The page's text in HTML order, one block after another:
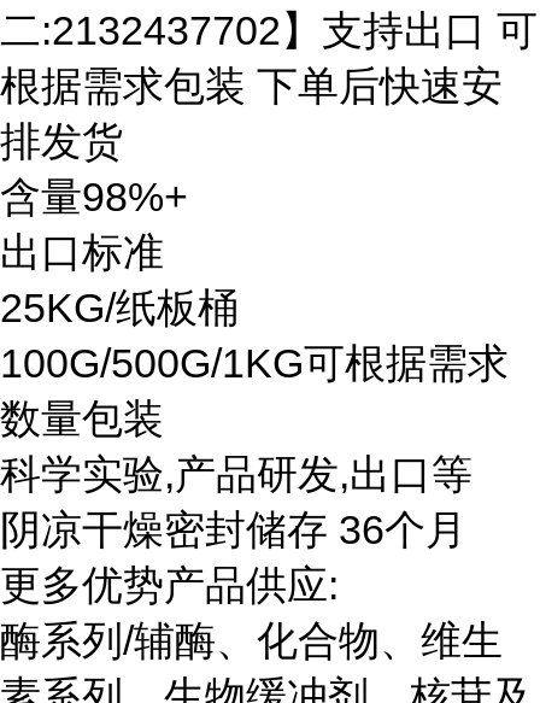
二:2132437702】支持出口 可
根据需求包装 下单后快速安
排发货
含量98%+
出口标准
25KG/纸板桶
100G/500G/1KG可根据需求
数量包装
科学实验,产品研发,出口等
阴凉干燥密封储存 36个月
更多优势产品供应:
酶系列/辅酶、化合物、维生